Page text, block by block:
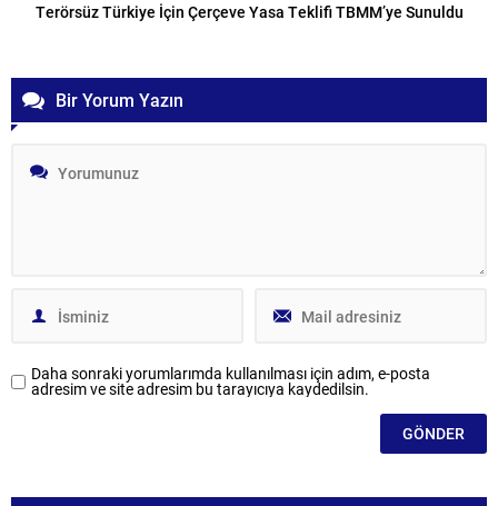
Terörsüz Türkiye İçin Çerçeve Yasa Teklifi TBMM’ye Sunuldu
Bir Yorum Yazın
Daha sonraki yorumlarımda kullanılması için adım, e-posta
adresim ve site adresim bu tarayıcıya kaydedilsin.